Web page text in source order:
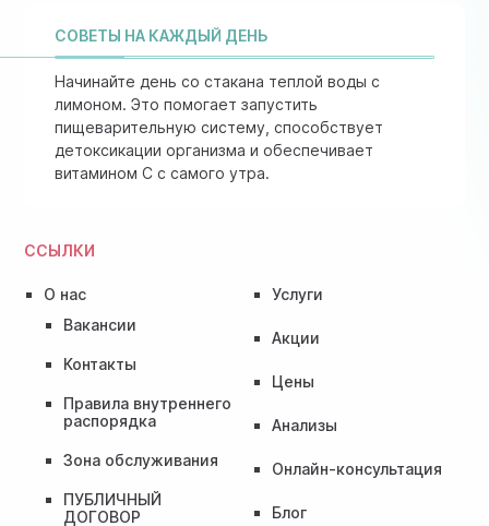
ССЫЛКИ
О нас
Вакансии
Контакты
Правила внутреннего
распорядка
Зона обслуживания
ПУБЛИЧНЫЙ
ДОГОВОР
Услуги
Акции
Цены
Анализы
Онлайн-консультация
Блог
СОВЕТЫ НА КАЖДЫЙ ДЕНЬ
Начинайте день со стакана теплой воды с
лимоном. Это помогает запустить
пищеварительную систему, способствует
детоксикации организма и обеспечивает
витамином C с самого утра.